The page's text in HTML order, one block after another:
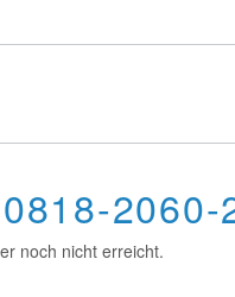
noch nicht erreicht.